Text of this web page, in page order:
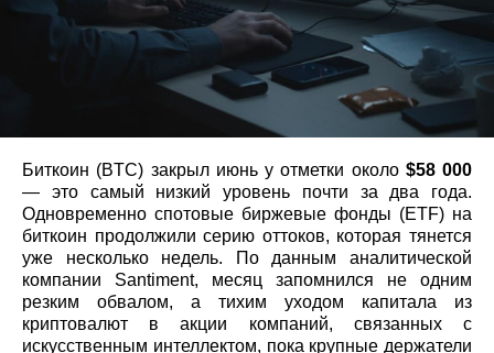
Биткоин (BTC) закрыл июнь у отметки около $58 000
— это самый низкий уровень почти за два года.
Одновременно спотовые биржевые фонды (ETF) на
биткоин продолжили серию оттоков, которая тянется
уже несколько недель. По данным аналитической
компании Santiment, месяц запомнился не одним
резким обвалом, а тихим уходом капитала из
криптовалют в акции компаний, связанных с
искусственным интеллектом, пока крупные держатели